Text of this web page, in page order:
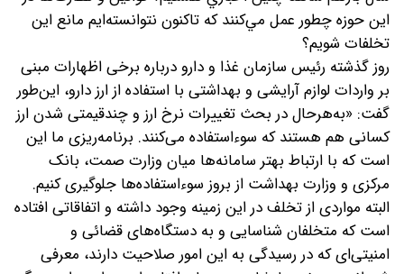
اين حوزه چطور عمل مي‌كنند كه تاكنون نتوانسته‌ايم مانع اين
تخلفات شويم؟
روز گذشته رئیس سازمان غذا و دارو درباره برخی اظهارات مبنی
بر واردات لوازم آرایشی و بهداشتی با استفاده از ارز دارو، این‌طور
گفت: «به‌هر‌حال در بحث تغییرات نرخ ارز و چندقیمتی شدن ارز
کسانی هم هستند که سوءاستفاده می‌کنند. برنامه‌ریزی ما این
است که با ارتباط بهتر سامانه‌ها میان وزارت صمت، بانک
مرکزی و وزارت بهداشت از بروز سوءاستفاده‌ها جلوگیری کنیم.
البته مواردی از تخلف در این زمینه وجود داشته و اتفاقاتی افتاده
است که متخلفان شناسایی و به دستگاه‌های قضائی و
امنیتی‌ای که در رسیدگی به این امور صلاحیت دارند، معرفی